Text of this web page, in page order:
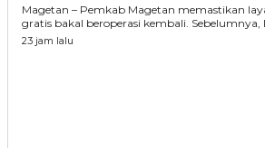
Magetan – Pemkab Magetan memastikan
gratis bakal beroperasi kembali. Sebelumnya,
23 jam lalu